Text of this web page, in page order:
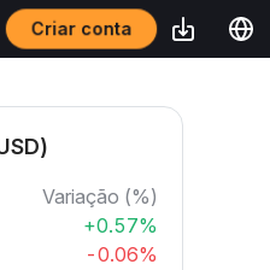
Criar conta
Variação (%)
+0.57%
-0.06%